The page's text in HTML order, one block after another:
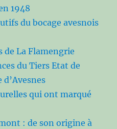
1948
du bocage avesnois
de La Flamengrie
du Tiers Etat de
d’Avesnes
qui ont marqué
: de son origine à